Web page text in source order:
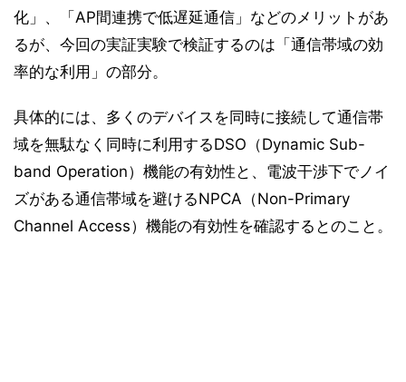
化」、「AP間連携で低遅延通信」などのメリットがあ
るが、今回の実証実験で検証するのは「通信帯域の効
率的な利用」の部分。
具体的には、多くのデバイスを同時に接続して通信帯
域を無駄なく同時に利用するDSO（Dynamic Sub-
band Operation）機能の有効性と、電波干渉下でノイ
ズがある通信帯域を避けるNPCA（Non-Primary
Channel Access）機能の有効性を確認するとのこと。